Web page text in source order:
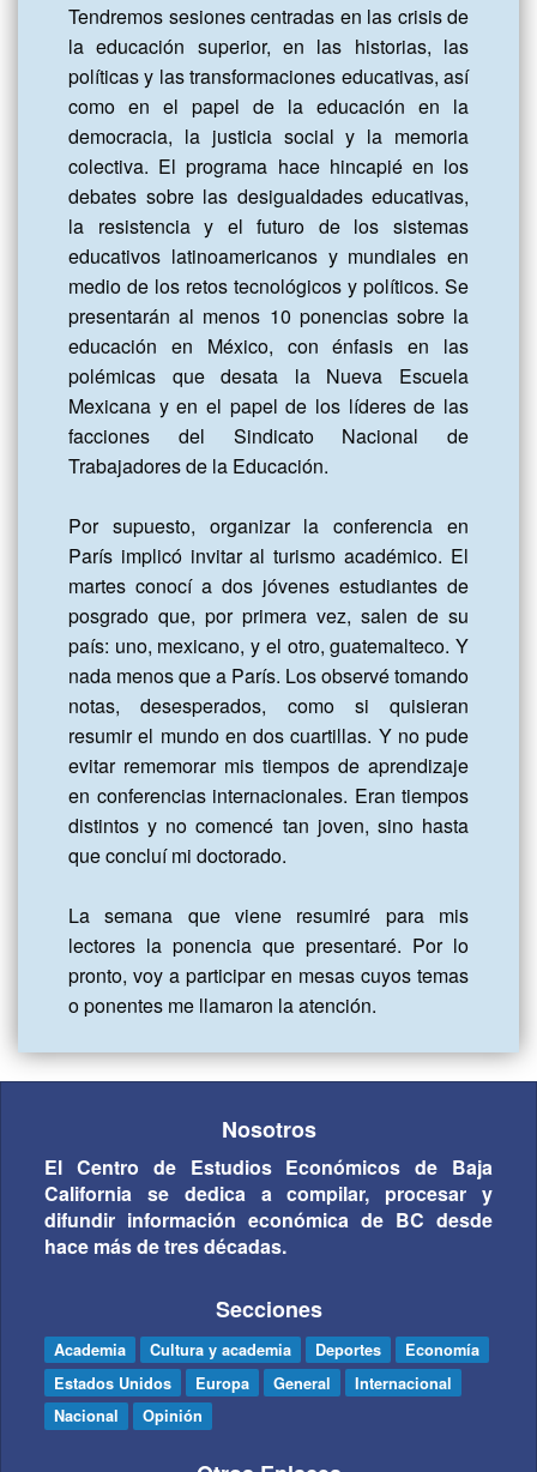
Tendremos sesiones centradas en las crisis de
la educación superior, en las historias, las
políticas y las transformaciones educativas, así
como en el papel de la educación en la
democracia, la justicia social y la memoria
colectiva. El programa hace hincapié en los
debates sobre las desigualdades educativas,
la resistencia y el futuro de los sistemas
educativos latinoamericanos y mundiales en
medio de los retos tecnológicos y políticos. Se
presentarán al menos 10 ponencias sobre la
educación en México, con énfasis en las
polémicas que desata la Nueva Escuela
Mexicana y en el papel de los líderes de las
facciones del Sindicato Nacional de
Trabajadores de la Educación.
Por supuesto, organizar la conferencia en
París implicó invitar al turismo académico. El
martes conocí a dos jóvenes estudiantes de
posgrado que, por primera vez, salen de su
país: uno, mexicano, y el otro, guatemalteco. Y
nada menos que a París. Los observé tomando
notas, desesperados, como si quisieran
resumir el mundo en dos cuartillas. Y no pude
evitar rememorar mis tiempos de aprendizaje
en conferencias internacionales. Eran tiempos
distintos y no comencé tan joven, sino hasta
que concluí mi doctorado.
La semana que viene resumiré para mis
lectores la ponencia que presentaré. Por lo
pronto, voy a participar en mesas cuyos temas
o ponentes me llamaron la atención.
Nosotros
El Centro de Estudios Económicos de Baja
California se dedica a compilar, procesar y
difundir información económica de BC desde
hace más de tres décadas.
Secciones
Academia Cultura y academia Deportes
Economía
Estados Unidos
Europa General
Internacional
Nacional
Opinión